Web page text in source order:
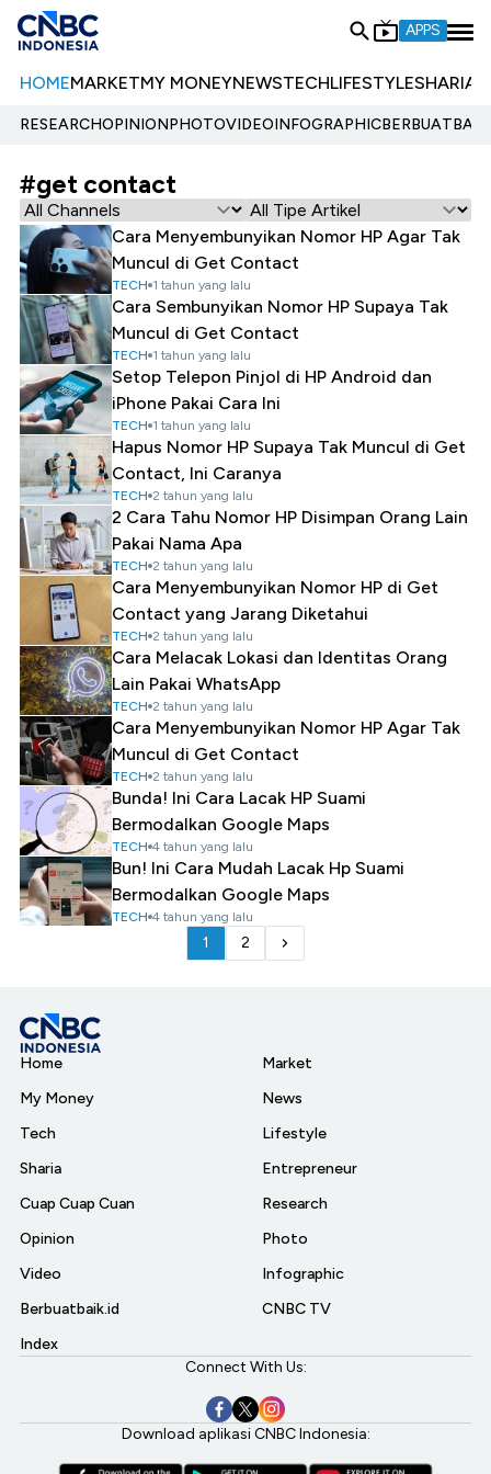
APPS
HOMEMARKETMY MONEYNEWSTECHLIFESTYLESHARIA
RESEARCHOPINIONPHOTOVIDEOINFOGRAPHIC
#get contact
Cara Menyembunyikan Nomor HP Agar Tak
Muncul di Get Contact
TECH 1 tahun yang lalu
Cara Sembunyikan Nomor HP Supaya Tak
Muncul di Get Contact
TECH 1 tahun yang lalu
Setop Telepon Pinjol di HP Android dan
iPhone Pakai Cara Ini
TECH 1 tahun yang lalu
Hapus Nomor HP Supaya Tak Muncul di Get
Contact, Ini Caranya
TECH 2 tahun yang lalu
2 Cara Tahu Nomor HP Disimpan Orang Lain
Pakai Nama Apa
TECH 2 tahun yang lalu
Cara Menyembunyikan Nomor HP di Get
Contact yang Jarang Diketahui
TECH 2 tahun yang lalu
Cara Melacak Lokasi dan Identitas Orang
Lain Pakai WhatsApp
TECH 2 tahun yang lalu
Cara Menyembunyikan Nomor HP Agar Tak
Muncul di Get Contact
TECH 2 tahun yang lalu
Bunda! Ini Cara Lacak HP Suami
Bermodalkan Google Maps
TECH 4 tahun yang lalu
Bun! Ini Cara Mudah Lacak Hp Suami
Bermodalkan Google Maps
TECH 4 tahun yang lalu
1 2
Home
My Money
Tech
Sharia
Cuap Cuap Cuan
Opinion
Video
Berbuatbaik.id
Index
Market
News
Lifestyle
Entrepreneur
Research
Photo
Infographic
CNBC TV
Connect With Us:
Download aplikasi CNBC Indonesia: